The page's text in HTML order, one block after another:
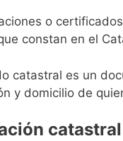
o
constan en el
catastral es un
y domicilio de